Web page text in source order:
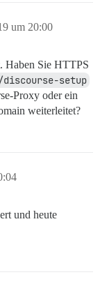
um 20:00
Haben Sie HTTPS
setup
Proxy oder ein
weiterleitet?
und heute